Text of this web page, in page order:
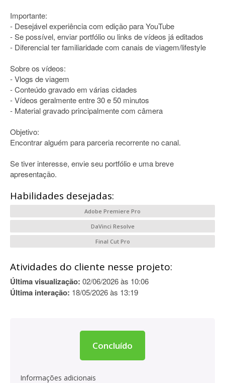
Importante:
- Desejável experiência com edição para YouTube
- Se possível, enviar portfólio ou links de vídeos já editados
- Diferencial ter familiaridade com canais de viagem/lifestyle
Sobre os vídeos:
- Vlogs de viagem
- Conteúdo gravado em várias cidades
- Vídeos geralmente entre 30 e 50 minutos
- Material gravado principalmente com câmera
Objetivo:
Encontrar alguém para parceria recorrente no canal.
Se tiver interesse, envie seu portfólio e uma breve
apresentação.
Habilidades desejadas:
Adobe Premiere Pro
DaVinci Resolve
Final Cut Pro
Atividades do cliente nesse projeto:
Última visualização: 02/06/2026 às 10:06
Última interação: 18/05/2026 às 13:19
Concluído
Informações adicionais